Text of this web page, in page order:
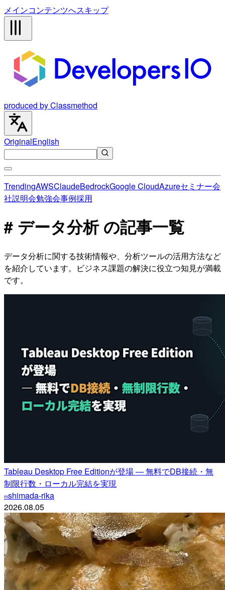
メインコンテンツへスキップ
produced by Classmethod
OriginalEnglish
TrendingAWSClaudeBedrockGoogle CloudAzureセミナー会
社説明会勉強会事例採用
# データ分析 の記事一覧
データ分析に関する技術情報や、分析ツールの活用方法など
を紹介しています。ビジネス課題の解決に役立つ知見が満載
です。
Tableau Desktop Free Editionが登場 ― 無料でDB接続・無
制限行数・ローカル完結を実現
mshimada-rika
2026.08.05